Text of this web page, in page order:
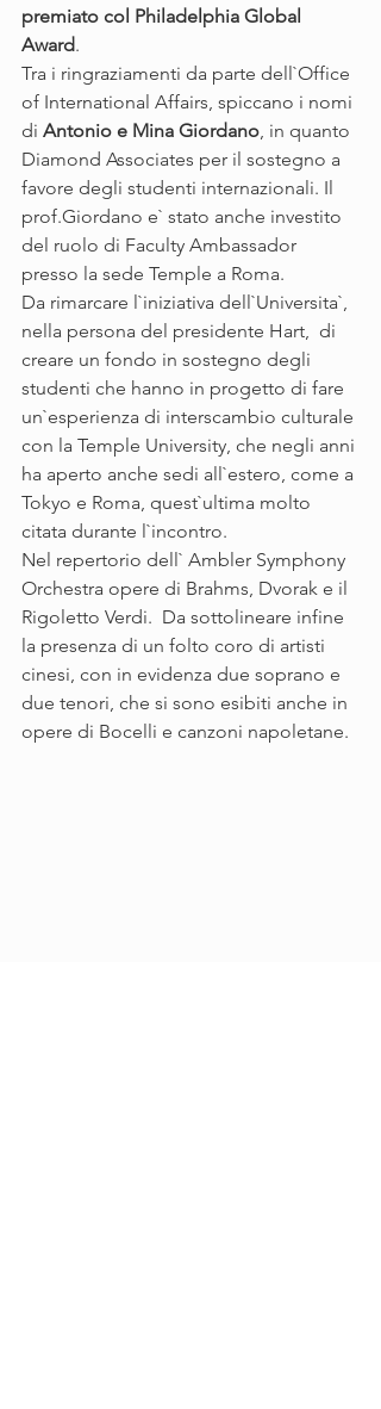
premiato col Philadelphia Global
Award.
Tra i ringraziamenti da parte dell`Office
of International Affairs, spiccano i nomi
di Antonio e Mina Giordano, in quanto
Diamond Associates per il sostegno a
favore degli studenti internazionali. Il
prof.Giordano e` stato anche investito
del ruolo di Faculty Ambassador
presso la sede Temple a Roma.
Da rimarcare l`iniziativa dell`Universita`,
nella persona del presidente Hart,  di
creare un fondo in sostegno degli
studenti che hanno in progetto di fare
un`esperienza di interscambio culturale
con la Temple University, che negli anni
ha aperto anche sedi all`estero, come a
Tokyo e Roma, quest`ultima molto
citata durante l`incontro.
Nel repertorio dell` Ambler Symphony
Orchestra opere di Brahms, Dvorak e il
Rigoletto Verdi.  Da sottolineare infine
la presenza di un folto coro di artisti
cinesi, con in evidenza due soprano e
due tenori, che si sono esibiti anche in
opere di Bocelli e canzoni napoletane.